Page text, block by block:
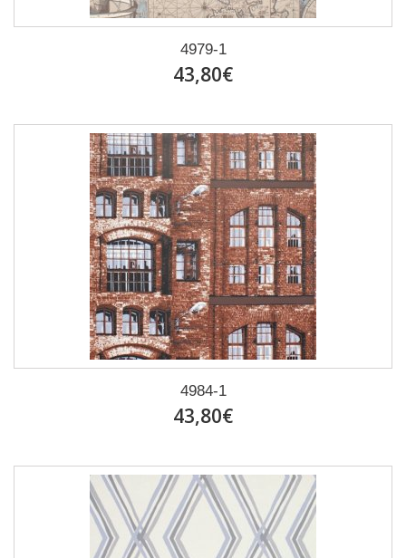
4979-1
43,80€
4984-1
43,80€